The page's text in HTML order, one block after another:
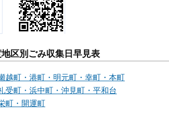
区別ごみ収集日早見表
越町・港町・明元町・幸町・本町
受町・浜中町・沖見町・平和台
町・開運町